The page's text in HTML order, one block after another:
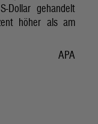
Dollar gehandelt
höher als am
APA